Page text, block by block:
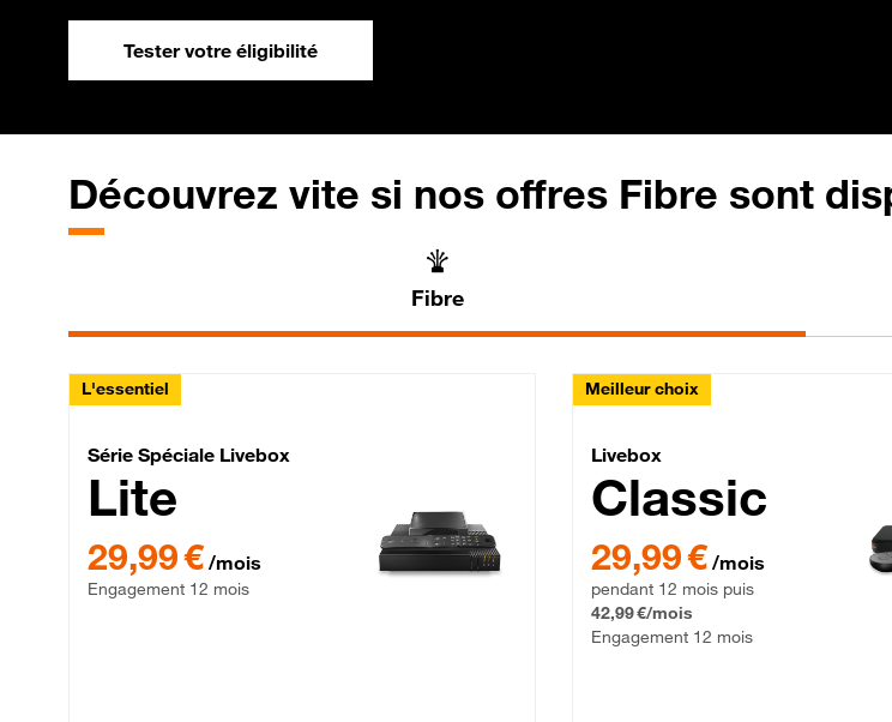
Tester votre éligibilité
Découvrez vite si nos offres Fibre sont
Fibre
L'essentiel
Série Spéciale Livebox Lite Fibre
Série Spéciale Livebox
Lite
29,99 € par mois , Engagement 12 mois
29,99 € /mois
Engagement 12 mois
Meilleur choix
Livebox Classic
Livebox
Classic
29,99 € par mois pendant 12 mois
29,99 € /mois
pendant 12 mois puis
42,99 €/mois
Engagement 12 mois